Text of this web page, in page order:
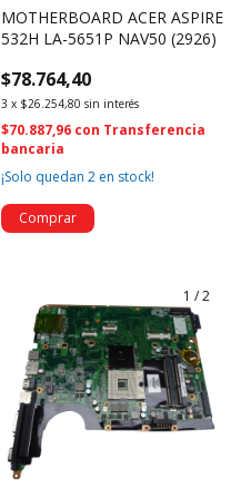
MOTHERBOARD ACER ASPIRE
532H LA-5651P NAV50 (2926)
$78.764,40
3 x $26.254,80 sin interés
$70.887,96 con Transferencia
bancaria
¡Solo quedan 2 en stock!
1 /2